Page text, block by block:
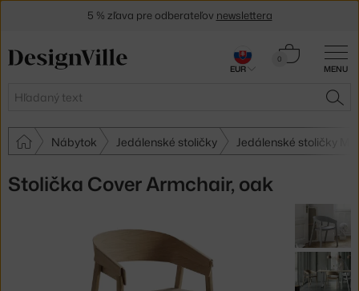
MENU
Hľadať
0
Košík
Nábytok Jedálenské stoličky Jedálenské stoličky
Stolička Cover Armchair, oak
5 % zľava pre odberateľov newslettera
EUR